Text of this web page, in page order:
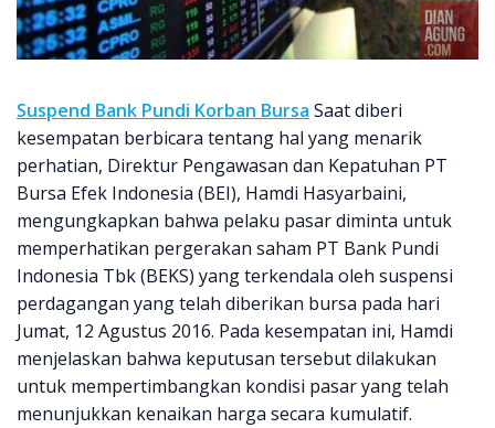
Suspend Bank Pundi Korban Bursa Saat diberi
kesempatan berbicara tentang hal yang menarik
perhatian, Direktur Pengawasan dan Kepatuhan PT
Bursa Efek Indonesia (BEI), Hamdi Hasyarbaini,
mengungkapkan bahwa pelaku pasar diminta untuk
memperhatikan pergerakan saham PT Bank Pundi
Indonesia Tbk (BEKS) yang terkendala oleh suspensi
perdagangan yang telah diberikan bursa pada hari
Jumat, 12 Agustus 2016. Pada kesempatan ini, Hamdi
menjelaskan bahwa keputusan tersebut dilakukan
untuk mempertimbangkan kondisi pasar yang telah
menunjukkan kenaikan harga secara kumulatif.